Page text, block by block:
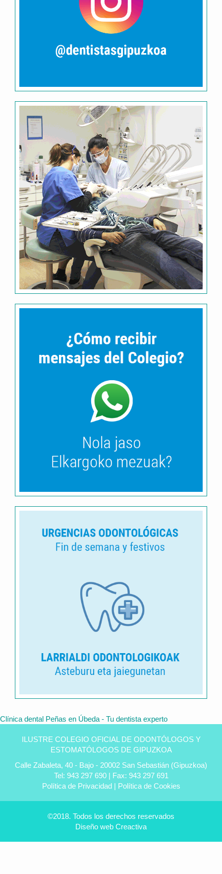
Clínica dental Peñas en Úbeda - Tu dentista experto
ILUSTRE COLEGIO OFICIAL DE ODONTÓLOGOS Y
ESTOMATÓLOGOS DE GIPUZKOA
Calle Zabaleta, 40 - Bajo - 20002 San Sebastián (Gipuzkoa)
Tel: 943 297 690 | Fax: 943 297 691
Política de Privacidad| Política de Cookies
©2018. Todos los derechos reservados
Diseño web Creactiva